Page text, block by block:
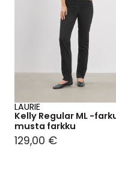
LAURIE
Kelly Regular ML -
musta farkku
129,00 €